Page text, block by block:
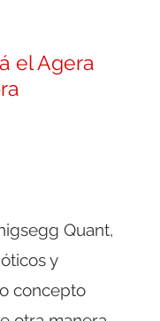
el Agera
Quant,
y
concepto